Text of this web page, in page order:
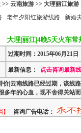
>> 云南旅游>> 大理丽江旅游
老年夕阳红旅游线路 新婚
大理|丽江|4晚5天火车常
过期时间：2015年06月21日
最新信息： 点击咨询最新
|云南线路已经过期，该线
年的心血，现不舍得关站
咨询广告电话：